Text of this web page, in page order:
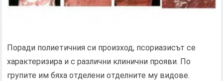
Поради полиетичния си произход, псориазисът се
характеризира и с различни клинични прояви. По
групите им бяха отделени отделните му видове.